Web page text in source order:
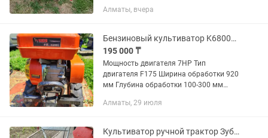
насадки для копания огорода
Алматы, вчера
Бензиновый культиватор K68001 KEDR
195 000 ₸
Мощность двигателя 7НР Тип
двигателя F175 Ширина обработки 920
мм Глубина обработки 100-300 мм
пониженная/задний ход) Навесное
Алматы, 29 июля
Культиватор ручной трактор Зубр МТБ-400